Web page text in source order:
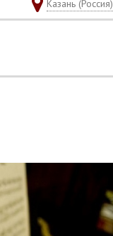
Казань (Россия)